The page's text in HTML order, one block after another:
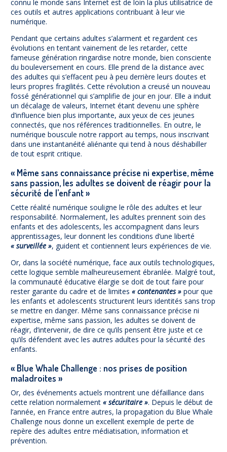
connu le monde sans Internet est de loin la plus utilisatrice de
ces outils et autres applications contribuant à leur vie
numérique.
Pendant que certains adultes s’alarment et regardent ces
évolutions en tentant vainement de les retarder, cette
fameuse génération ringardise notre monde, bien consciente
du bouleversement en cours. Elle prend de la distance avec
des adultes qui s’effacent peu à peu derrière leurs doutes et
leurs propres fragilités. Cette révolution a creusé un nouveau
fossé générationnel qui s’amplifie de jour en jour. Elle a induit
un décalage de valeurs, Internet étant devenu une sphère
d’influence bien plus importante, aux yeux de ces jeunes
connectés, que nos références traditionnelles. En outre, le
numérique bouscule notre rapport au temps, nous inscrivant
dans une instantanéité aliénante qui tend à nous déshabiller
de tout esprit critique.
« Même sans connaissance précise ni expertise, même
sans passion, les adultes se doivent de réagir pour la
sécurité de l’enfant »
Cette réalité numérique souligne le rôle des adultes et leur
responsabilité. Normalement, les adultes prennent soin des
enfants et des adolescents, les accompagnent dans leurs
apprentissages, leur donnent les conditions d’une liberté
« surveillée », guident et contiennent leurs expériences de vie.
Or, dans la société numérique, face aux outils technologiques,
cette logique semble malheureusement ébranlée. Malgré tout,
la communauté éducative élargie se doit de tout faire pour
rester garante du cadre et de limites « contenantes » pour que
les enfants et adolescents structurent leurs identités sans trop
se mettre en danger. Même sans connaissance précise ni
expertise, même sans passion, les adultes se doivent de
réagir, d’intervenir, de dire ce qu’ils pensent être juste et ce
qu’ils défendent avec les autres adultes pour la sécurité des
enfants.
« Blue Whale Challenge : nos prises de position
maladroites »
Or, des événements actuels montrent une défaillance dans
cette relation normalement « sécuritaire ». Depuis le début de
l’année, en France entre autres, la propagation du Blue Whale
Challenge nous donne un excellent exemple de perte de
repère des adultes entre médiatisation, information et
prévention.